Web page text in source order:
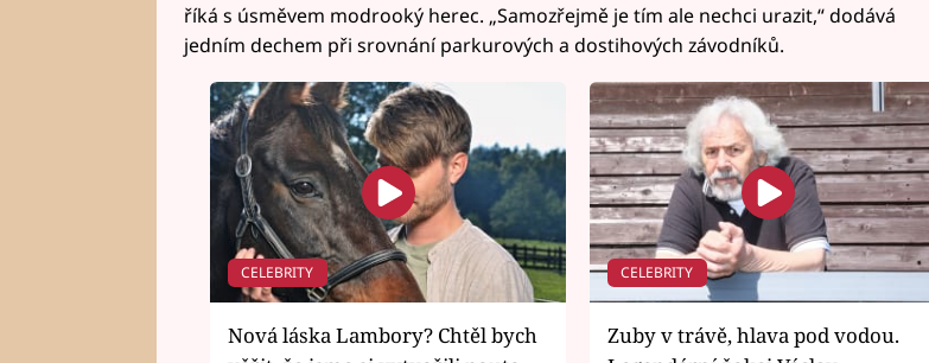
říká s úsměvem modrooký herec. „Samozřejmě je tím ale nechci urazit,“ dodává
jedním dechem při srovnání parkurových a dostihových závodníků.
CELEBRITY
Nová láska Lambory? Chtěl bych
CELEBRITY
Zuby v trávě, hlava pod vodou.